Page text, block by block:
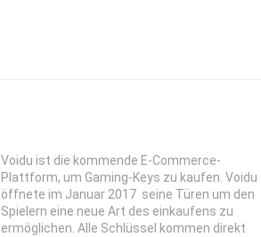
Voidu ist die kommende E-Commerce-
Plattform, um Gaming-Keys zu kaufen. Voidu
öffnete im Januar 2017 seine Türen um den
Spielern eine neue Art des einkaufens zu
ermöglichen. Alle Schlüssel kommen direkt